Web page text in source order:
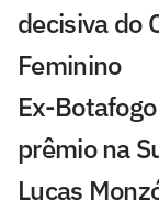
decisiva do
Feminino
Ex-
prêmio na
Lucas